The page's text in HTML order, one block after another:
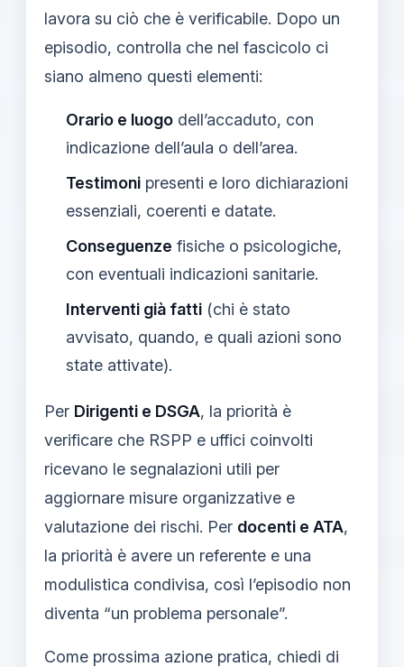
lavora su ciò che è verificabile. Dopo un
episodio, controlla che nel fascicolo ci
siano almeno questi elementi:
Orario e luogo dell’accaduto, con
indicazione dell’aula o dell’area.
Testimoni presenti e loro dichiarazioni
essenziali, coerenti e datate.
Conseguenze fisiche o psicologiche,
con eventuali indicazioni sanitarie.
Interventi già fatti (chi è stato
avvisato, quando, e quali azioni sono
state attivate).
Per Dirigenti e DSGA, la priorità è
verificare che RSPP e uffici coinvolti
ricevano le segnalazioni utili per
aggiornare misure organizzative e
valutazione dei rischi. Per docenti e ATA,
la priorità è avere un referente e una
modulistica condivisa, così l’episodio non
diventa “un problema personale”.
Come prossima azione pratica, chiedi di